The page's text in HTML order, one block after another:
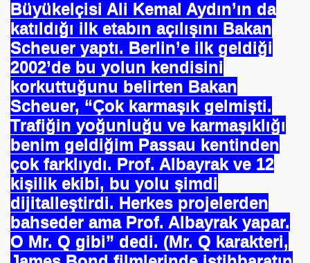
Büyükelçisi Ali Kemal Aydın’ın da
katıldığı ilk etabın açılışını Bakan
Scheuer yaptı. Berlin’e ilk geldiği
2002’de bu yolun kendisini
korkuttuğunu belirten Bakan
Scheuer, “Çok karmaşık gelmişti.
Trafiğin yoğunluğu ve karmaşıklığı
benim geldiğim Passau kentinden
çok farklıydı. Prof. Albayrak ve 12
kişilik ekibi, bu yolu şimdi
dijitalleştirdi. Herkes projelerden
bahseder ama Prof. Albayrak yapar.
O Mr. Q gibi” dedi. (Mr. Q karakteri,